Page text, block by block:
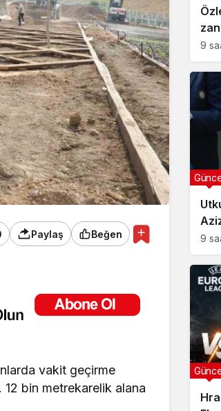
Paylaş Beğen
vakit geçirme
12 bin metrekarelik alana
9
9